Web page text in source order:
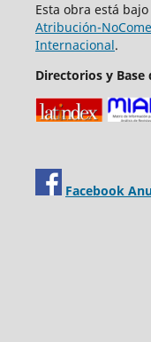
Esta obra está
Atribución-
Internacional.
Directorios y Base
Facebook